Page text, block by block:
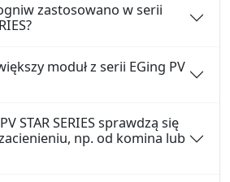
zastosowano w serii
moduł z serii EGing PV
STAR SERIES sprawdzą się
np. od komina lub